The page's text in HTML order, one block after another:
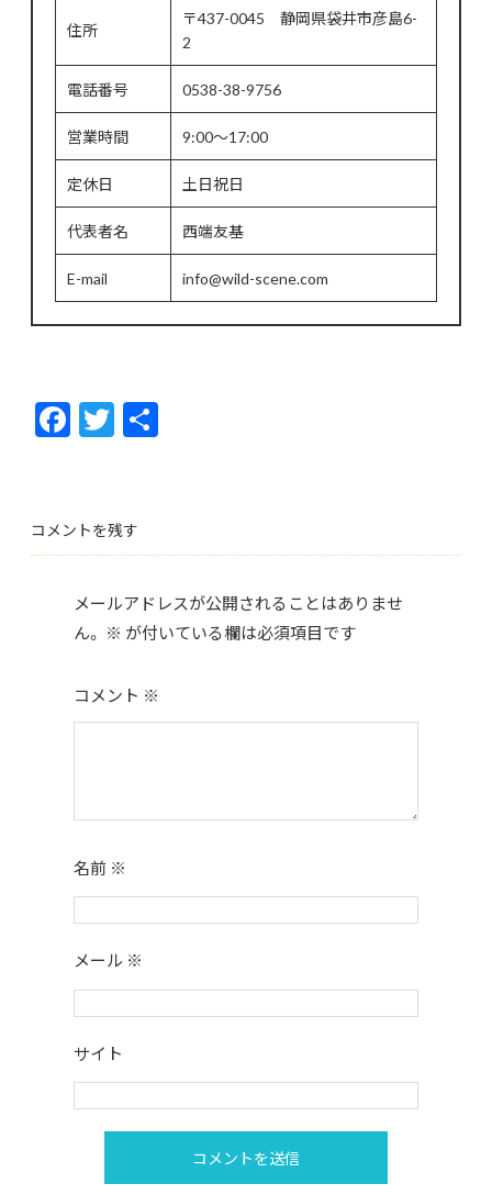
住所
〒437-0045 静岡県袋井市彦島6-
2
電話番号 0538-38-9756
営業時間 9:00～17:00
定休日 土日祝日
代表者名 西端友基
E-mail info@wild-scene.com
F
ac
b
o
o
k
T
w
er
コメントを残す
メールアドレスが公開されることはありませ
ん。 ※ が付いている欄は必須項目です
コメント ※
名前 ※
メール ※
サイト